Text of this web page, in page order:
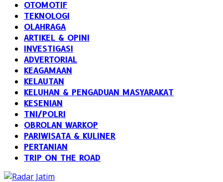
OTOMOTIF
TEKNOLOGI
OLAHRAGA
ARTIKEL & OPINI
INVESTIGASI
ADVERTORIAL
KEAGAMAAN
KELAUTAN
KELUHAN & PENGADUAN MASYARAKAT
KESENIAN
TNI/POLRI
OBROLAN WARKOP
PARIWISATA & KULINER
PERTANIAN
TRIP ON THE ROAD